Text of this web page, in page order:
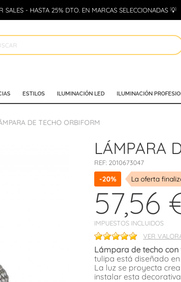
SALES - HASTA 25% DTO. EN MARCAS SELECCIONADAS 💡
ESTILOS ILUMINACIÓN LED ILUMINACIÓN
DE TECHO ORBIFORM
LÁMPARA
REF: 2010673047
-20% La oferta
57,56
IMPUESTOS INCLUIDOS
VER
Lámpara de techo
tulipa está diseñado
La luz se proyecta
instalar esta